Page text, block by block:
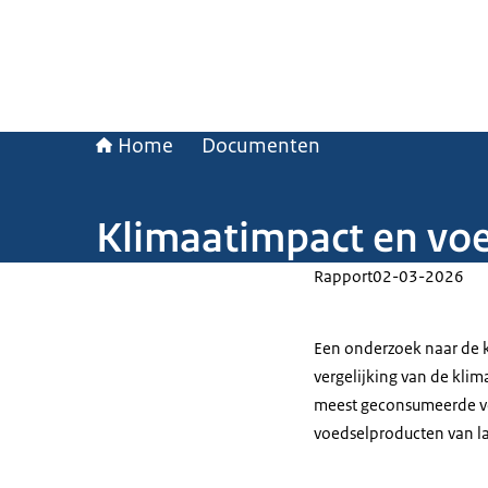
Home Documenten
Klimaatimpact en
Rapport02-03-2026
Een onderzoek naar de
vergelijking van de
meest geconsumeerde
voedselproducten van